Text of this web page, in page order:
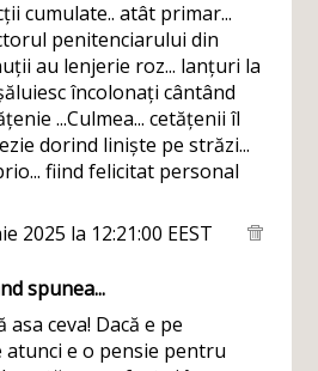
cumulate.. atât primar...
penitenciarului din
au lenjerie roz... lanțuri la
încolonați cântând
...Culmea... cetățenii îl
dorind liniște pe străzi...
fiind felicitat personal
2025 la 12:21:00 EEST
spunea...
asa ceva! Dacă e pe
e o pensie pentru